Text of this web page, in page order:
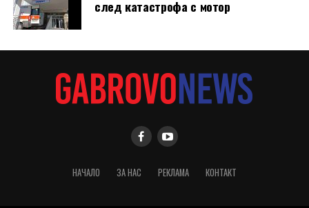
след катастрофа с мотор
НАЧАЛО ЗА НАС РЕКЛАМА КОНТАКТ